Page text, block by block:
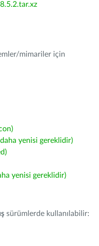
mimariler için
yenisi gereklidir)
yenisi gereklidir)
sürümlerde kullanılabilir: